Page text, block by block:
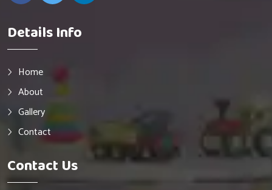
Details Info
Home
About
Gallery
Contact
Contact Us